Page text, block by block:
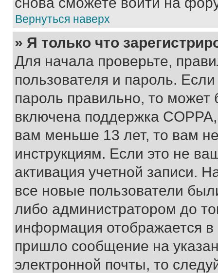
Вернуться наверх
» Я только что
Для начала проверьте,
пользователя и пароль.
пароль правильно, то может
включена поддержка
вам меньше 13 лет, то вам
инструкциям. Если это не
активация учетной записи.
все новые пользователи
либо администратором до
информация отображается
пришло сообщение на
электронной почты, то